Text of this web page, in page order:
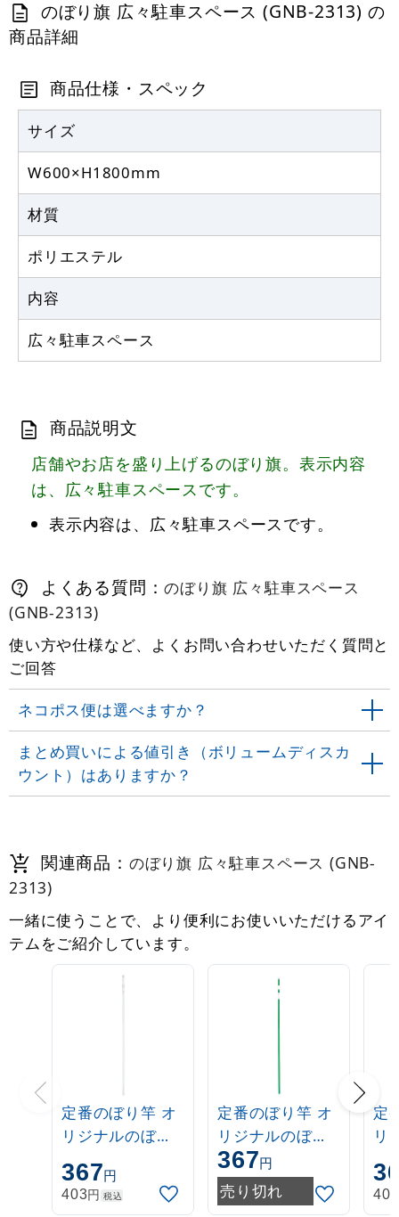
カゴへ
のぼり旗 広々駐車スペース (GNB-2313) の
商品詳細
商品仕様・スペック
サイズ
W600×H1800mm
材質
ポリエステル
内容
広々駐車スペース
商品説明文
店舗やお店を盛り上げるのぼり旗。表示内容
は、広々駐車スペースです。
表示内容は、広々駐車スペースです。
よくある質問：のぼり旗 広々駐車スペース
(GNB-2313)
使い方や仕様など、よくお問い合わせいただく質問と
ご回答
ネコポス便は選べますか？
まとめ買いによる値引き（ボリュームディスカ
ウント）はありますか？
関連商品： のぼり旗 広々駐車スペース (GNB-
2313)
一緒に使うことで、より便利にお使いいただけるアイ
テムをご紹介しています。
定番のぼり竿 オ
リジナルのぼり
ポール 1.6～3m
伸縮式 白
(30537***)
367円
403円 税込
定番のぼり竿 オ
リジナルのぼり
ポール 1.6～3m
伸縮式 緑
(30537GRN)
367円
売り切れ
定
リ
ポ
伸
403